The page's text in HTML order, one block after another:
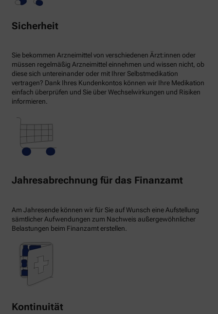
Sicherheit
Sie bekommen Arzneimittel von verschiedenen Ärzt:innen oder
müssen regelmäßig Arzneimittel einnehmen und wissen nicht, ob
diese sich untereinander oder mit Ihrer Selbstmedikation
vertragen? Dank Ihres Kundenkontos können wir Ihre Medikation
einfach überprüfen und Sie über Wechselwirkungen und Risiken
informieren.
Jahresabrechnung für das Finanzamt
Am Jahresende können wir für Sie auf Wunsch eine Aufstellung
sämtlicher Aufwendungen zum Nachweis außergewöhnlicher
Belastungen beim Finanzamt erstellen.
Kontinuität